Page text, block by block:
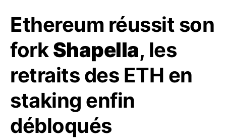
Ethereum réussit son
forkShapella, les
retraits des ETH en
staking enfin
débloqués